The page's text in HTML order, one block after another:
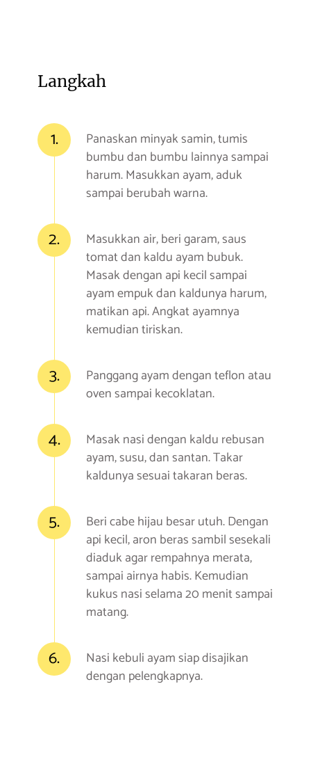
Langkah
1.
Panaskan minyak samin, tumis
bumbu dan bumbu lainnya sampai
harum. Masukkan ayam, aduk
sampai berubah warna.
2.
Masukkan air, beri garam, saus
tomat dan kaldu ayam bubuk.
Masak dengan api kecil sampai
ayam empuk dan kaldunya harum,
matikan api. Angkat ayamnya
kemudian tiriskan.
3.
Panggang ayam dengan teflon atau
oven sampai kecoklatan.
4.
Masak nasi dengan kaldu rebusan
ayam, susu, dan santan. Takar
kaldunya sesuai takaran beras.
5.
Beri cabe hijau besar utuh. Dengan
api kecil, aron beras sambil sesekali
diaduk agar rempahnya merata,
sampai airnya habis. Kemudian
kukus nasi selama 20 menit sampai
matang.
6.
Nasi kebuli ayam siap disajikan
dengan pelengkapnya.